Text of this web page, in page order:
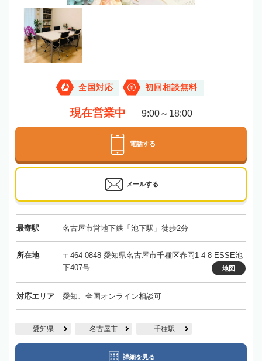
全国対応 初回相談無料
現在営業中 9:00～18:00
電話する
メールする
最寄駅 名古屋市営地下鉄「池下駅」徒歩2分
所在地
〒464-0848 愛知県名古屋市千種区春岡1-4-8 ESSE池
下407号
地図
対応エリア 愛知、全国オンライン相談可
愛知県 名古屋市 千種駅
詳細を見る